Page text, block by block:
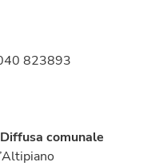
823893
comunale